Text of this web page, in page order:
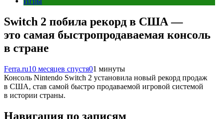
Switch 2 побила рекорд в США —
это самая быстропродаваемая консоль
в стране
Ferra.ru10 месяцев спустя01 минуты
Консоль Nintendo Switch 2 установила новый рекорд продаж
в США, став самой быстро продаваемой игровой системой
в истории страны.
Навигация по записям